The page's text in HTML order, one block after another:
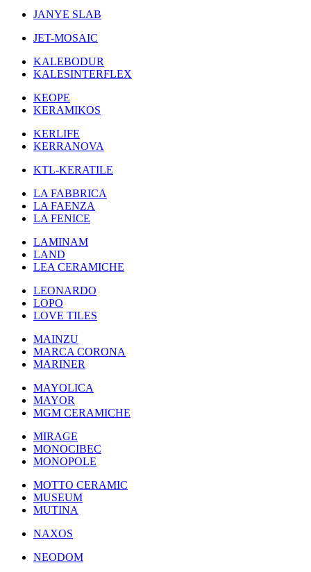
JANYE SLAB
JET-MOSAIC
KALEBODUR
KALESINTERFLEX
KEOPE
KERAMIKOS
KERLIFE
KERRANOVA
KTL-KERATILE
LA FABBRICA
LA FAENZA
LA FENICE
LAMINAM
LAND
LEA CERAMICHE
LEONARDO
LOPO
LOVE TILES
MAINZU
MARCA CORONA
MARINER
MAYOLICA
MAYOR
MGM CERAMICHE
MIRAGE
MONOCIBEC
MONOPOLE
MOTTO CERAMIC
MUSEUM
MUTINA
NAXOS
NEODOM